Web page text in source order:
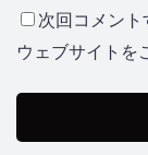
次回コメント
ウェブサイトを